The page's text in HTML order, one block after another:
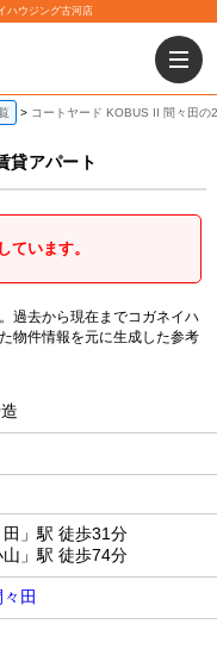
ハウジング古河店
コートヤード KOBUS II 間々田の
貸アパート
ています。
過去から現在までコガネイハ
物件情報を元に生成した参考
田」駅 徒歩31分
山」駅 徒歩74分
田